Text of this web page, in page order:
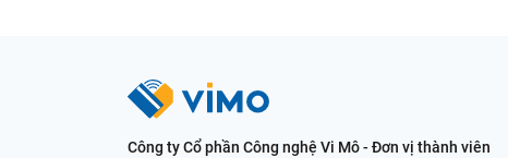
Công ty Cổ phần Công nghệ Vi Mô - Đơn vị thành viên